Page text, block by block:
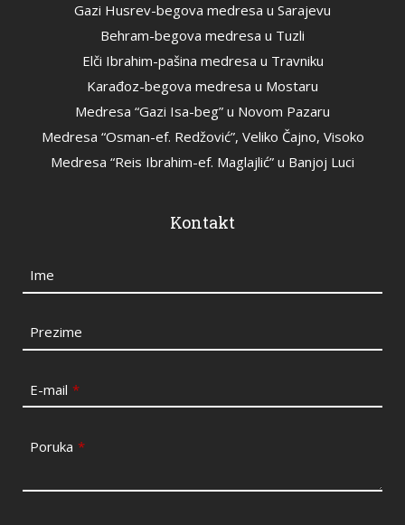
Gazi Husrev-begova medresa u Sarajevu
Behram-begova medresa u Tuzli
Elči Ibrahim-pašina medresa u Travniku
Karađoz-begova medresa u Mostaru
Medresa “Gazi Isa-beg” u Novom Pazaru
Medresa “Osman-ef. Redžović”, Veliko Čajno, Visoko
Medresa “Reis Ibrahim-ef. Maglajlić” u Banjoj Luci
Kontakt
Ime
Prezime
E-mail *
Poruka *